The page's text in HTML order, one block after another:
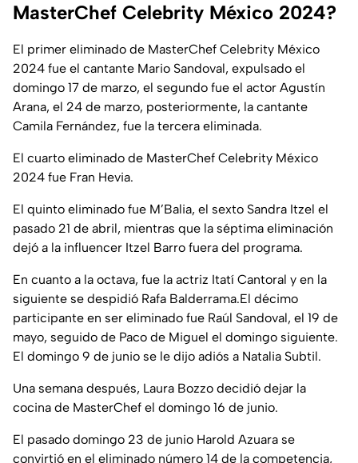
MasterChef Celebrity México 2024?
El primer eliminado de MasterChef Celebrity México
2024 fue el cantante Mario Sandoval, expulsado el
domingo 17 de marzo, el segundo fue el actor Agustín
Arana, el 24 de marzo, posteriormente, la cantante
Camila Fernández, fue la tercera eliminada.
El cuarto eliminado de MasterChef Celebrity México
2024 fue Fran Hevia.
El quinto eliminado fue M’Balia, el sexto Sandra Itzel el
pasado 21 de abril, mientras que la séptima eliminación
dejó a la influencer Itzel Barro fuera del programa.
En cuanto a la octava, fue la actriz Itatí Cantoral y en la
siguiente se despidió Rafa Balderrama.El décimo
participante en ser eliminado fue Raúl Sandoval, el 19 de
mayo, seguido de Paco de Miguel el domingo siguiente.
El domingo 9 de junio se le dijo adiós a Natalia Subtil.
Una semana después, Laura Bozzo decidió dejar la
cocina de MasterChef el domingo 16 de junio.
El pasado domingo 23 de junio Harold Azuara se
convirtió en el eliminado número 14 de la competencia,